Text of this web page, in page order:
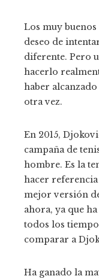
Los muy
deseo de
diferente. Pero
hacerlo
haber
otra vez.
En 2015,
campaña de
hombre. Es la
hacer
mejor versión
ahora, ya que
todos los
comparar a
Ha ganado la